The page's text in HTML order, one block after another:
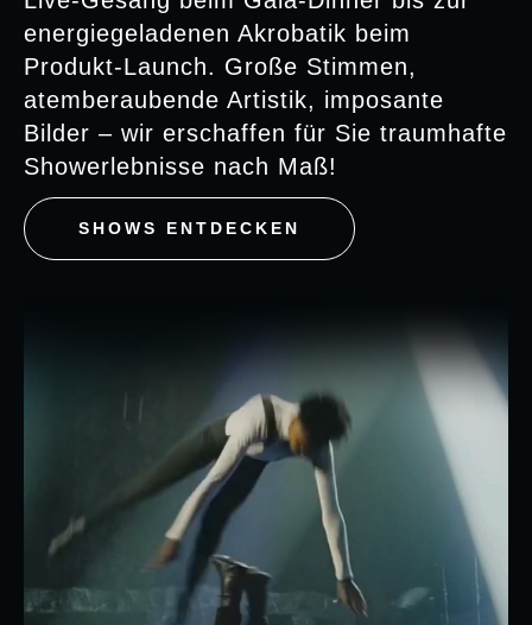
energiegeladenen Akrobatik beim
Produkt-Launch. Große Stimmen,
atemberaubende Artistik, imposante
Bilder – wir erschaffen für Sie traumhafte
Showerlebnisse nach Maß!
SHOWS ENTDECKEN